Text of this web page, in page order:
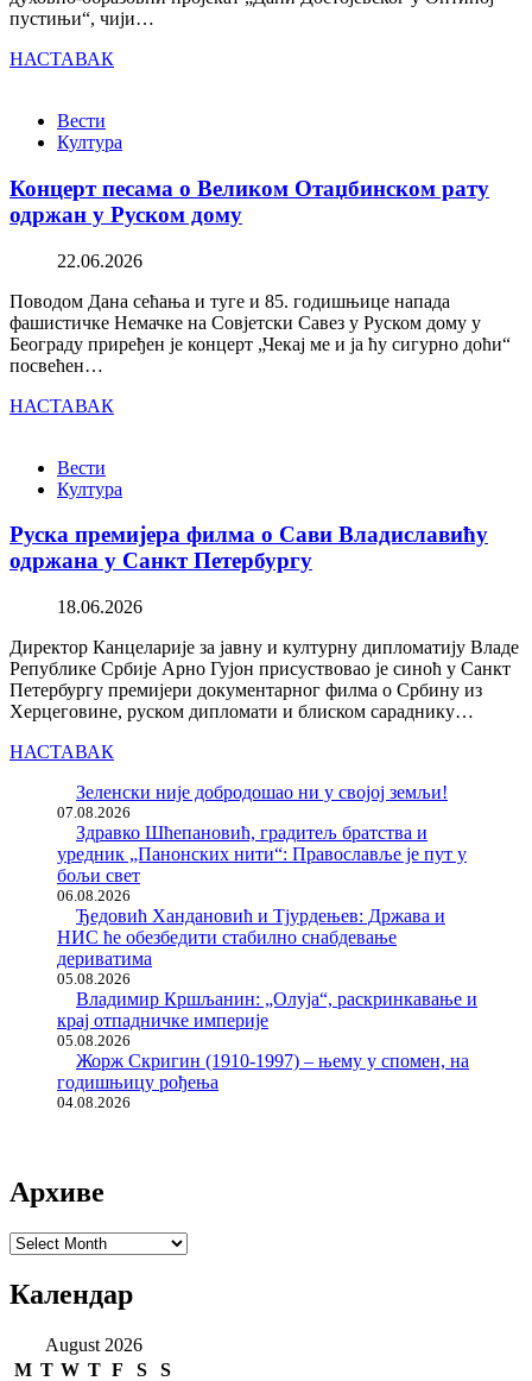
пустињи“, чији…
НАСТАВАК
Вести
Култура
Концерт песама о Великом Отаџбинском рату
одржан у Руском дому
22.06.2026
Поводом Дана сећања и туге и 85. годишњице напада
фашистичке Немачке на Совјетски Савез у Руском дому у
Београду приређен је концерт „Чекај ме и ја ћу сигурно доћи“
посвећен…
НАСТАВАК
Вести
Култура
Руска премијера филма о Сави Владиславићу
одржана у Санкт Петербургу
18.06.2026
Директор Канцеларије за јавну и културну дипломатију Владе
Републике Србије Арно Гујон присуствовао је синоћ у Санкт
Петербургу премијери документарног филма о Србину из
Херцеговине, руском дипломати и блиском сараднику…
НАСТАВАК
Зеленски није добродошао ни у својој земљи!
07.08.2026
Здравко Шћепановић, градитељ братства и
уредник „Панонских нити“: Православље је пут у
бољи свет
06.08.2026
Ђедовић Хандановић и Тјурдењев: Држава и
НИС ће обезбедити стабилно снабдевање
дериватима
05.08.2026
Владимир Кршљанин: „Олуја“, раскринкавање и
крај отпадничке империје
05.08.2026
Жорж Скригин (1910-1997) – њему у спомен, на
годишњицу рођења
04.08.2026
Архиве
Архиве
Календар
August 2026
M T W T F S
S